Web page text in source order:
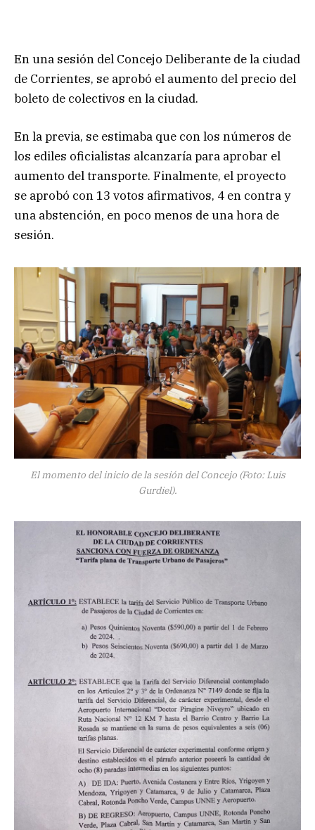
En una sesión del Concejo Deliberante de la ciudad
de Corrientes, se aprobó el aumento del precio del
boleto de colectivos en la ciudad.
En la previa, se estimaba que con los números de
los ediles oficialistas alcanzaría para aprobar el
aumento del transporte. Finalmente, el proyecto
se aprobó con 13 votos afirmativos, 4 en contra y
una abstención, en poco menos de una hora de
sesión.
El momento del inicio de la sesión del Concejo (Foto: Luis
Gurdiel).